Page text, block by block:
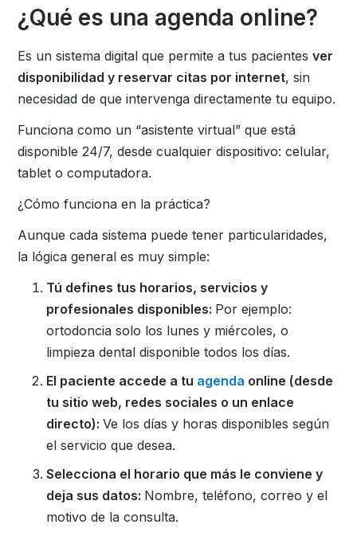
¿Qué es una agenda online?
Es un sistema digital que permite a tus pacientesver
disponibilidad y reservar citas por internet, sin
necesidad de que intervenga directamente tu equipo.
Funciona como un “asistente virtual” que está
disponible 24/7, desde cualquier dispositivo: celular,
tablet o computadora.
¿Cómo funciona en la práctica?
Aunque cada sistema puede tener particularidades,
la lógica general es muy simple:
Tú defines tus horarios, servicios y
profesionales disponibles: Por ejemplo:
ortodoncia solo los lunes y miércoles, o
limpieza dental disponible todos los días.
El paciente accede a tu agenda online (desde
tu sitio web, redes sociales o un enlace
directo):Ve los días y horas disponibles según
el servicio que desea.
Selecciona el horario que más le conviene y
deja sus datos: Nombre, teléfono, correo y el
motivo de la consulta.